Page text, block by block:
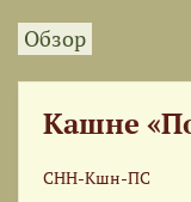
Обзор
Кашне
СНН-Кшн-ПС